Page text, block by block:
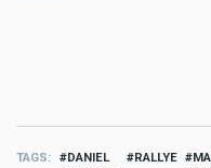
TAGS
DANIEL
RALLYE